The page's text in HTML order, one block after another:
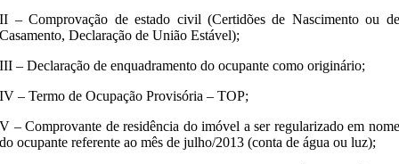
II – Comprovação de estado civil (Certidões de Nascimento ou de
Casamento, Declaração de União Estável);
III – Declaração de enquadramento do ocupante como originário;
IV – Termo de Ocupação Provisória – TOP;
V – Comprovante de residência do imóvel a ser regularizado em nome
do ocupante referente ao mês de julho/2013 (conta de água ou luz);